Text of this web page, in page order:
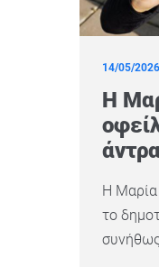
14/05/2026
Η
Η Μαρία
το